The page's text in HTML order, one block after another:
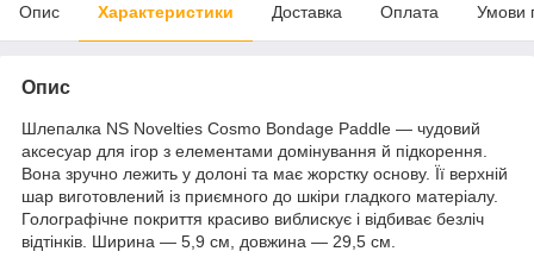
Опис Характеристики Доставка Оплата Умови
Опис
Шлепалка NS Novelties Cosmo Bondage Paddle — чудовий
аксесуар для ігор з елементами домінування й підкорення.
Вона зручно лежить у долоні та має жорстку основу. Її верхній
шар виготовлений із приємного до шкіри гладкого матеріалу.
Голографічне покриття красиво виблискує і відбиває безліч
відтінків. Ширина — 5,9 см, довжина — 29,5 см.